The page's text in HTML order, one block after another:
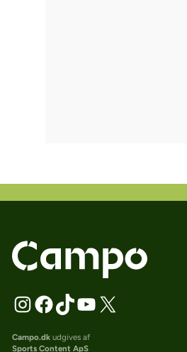
Campo.dkudgives af
Sports Content ApS